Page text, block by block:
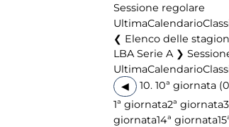
Sessione regolare
UltimaCalendario
Elenco delle
LBA Serie A ❯
UltimaCalendario
◀
10. 10ª giornata
1ª giornata2ª giornata
giornata14ª giornata